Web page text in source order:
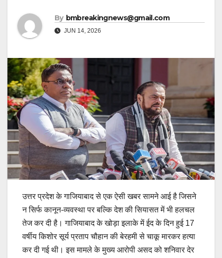
By bmbreakingnews@gmail.com
JUN 14, 2026
उत्तर प्रदेश के गाजियाबाद से एक ऐसी खबर सामने आई है जिसने
न सिर्फ कानून-व्यवस्था पर बल्कि देश की सियासत में भी हलचल
तेज कर दी है। गाजियाबाद के खोड़ा इलाके में ईद के दिन हुई 17
वर्षीय किशोर सूर्य प्रताप चौहान की बेरहमी से चाकू मारकर हत्या
कर दी गई थी। इस मामले के मुख्य आरोपी असद को शनिवार देर